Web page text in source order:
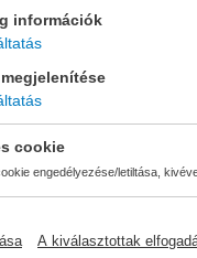
keménytábla
információk
cookie
engedélyezése/letiltása,
A kiválasztottak